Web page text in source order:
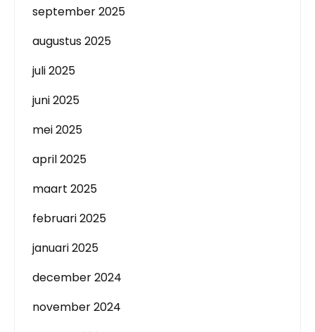
september 2025
augustus 2025
juli 2025
juni 2025
mei 2025
april 2025
maart 2025
februari 2025
januari 2025
december 2024
november 2024